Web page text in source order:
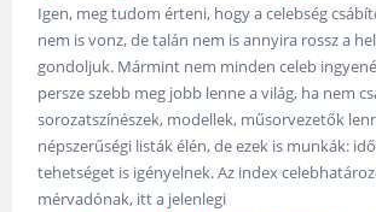
Igen, meg tudom érteni, hogy a celebség
nem is vonz, de talán nem is annyira rossz a
gondoljuk. Mármint nem minden celeb
persze szebb meg jobb lenne a világ, ha nem
sorozatszínészek, modellek, műsorvezetők
népszerűségi listák élén, de ezek is munkák:
tehetséget is igényelnek. Az index
mérvadónak, itt a jelenlegi